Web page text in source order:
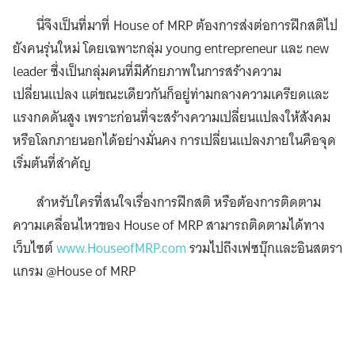
นี่จึงเป็นที่มาที่ House of MRP ต้องการส่งต่อการฝึกสติไป
ยังคนรุ่นใหม่ โดยเฉพาะกลุ่ม young entrepreneur และ new
leader ซึ่งเป็นกลุ่มคนที่มีศักยภาพในการสร้างความ
เปลี่ยนแปลง แต่ขณะเดียวกันก็อยู่ท่ามกลางความเครียดและ
แรงกดดันสูง เพราะก่อนที่จะสร้างความเปลี่ยนแปลงให้สังคม
หรือโลกภายนอกได้อย่างมั่นคง การเปลี่ยนแปลงภายในคือจุด
เริ่มต้นที่สำคัญ
สำหรับใครที่สนใจเรื่องการฝึกสติ หรือต้องการติดตาม
ความเคลื่อนไหวของ House of MRP สามารถติดตามได้ทาง
เว็บไซต์www.HouseofMRP.comรวมไปถึงเฟซบุ๊กและอินสตรา
แกรม @House of MRP